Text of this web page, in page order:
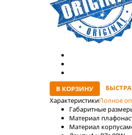
В КОРЗИНУ
ХарактеристикиПолное
Габаритные
Материал плафона
Материал корпуса